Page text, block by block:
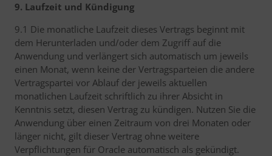
9. Laufzeit und Kündigung
9.1 Die monatliche Laufzeit dieses Vertrags beginnt mit
dem Herunterladen und/oder dem Zugriff auf die
Anwendung und verlängert sich automatisch um jeweils
einen Monat, wenn keine der Vertragsparteien die andere
Vertragspartei vor Ablauf der jeweils aktuellen
monatlichen Laufzeit schriftlich zu ihrer Absicht in
Kenntnis setzt, diesen Vertrag zu kündigen. Nutzen Sie die
Anwendung über einen Zeitraum von drei Monaten oder
länger nicht, gilt dieser Vertrag ohne weitere
Verpflichtungen für Oracle automatisch als gekündigt.